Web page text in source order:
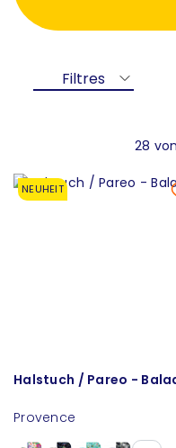
Filtres
28
NEUHEIT
Halstuch / Pareo -
Provence